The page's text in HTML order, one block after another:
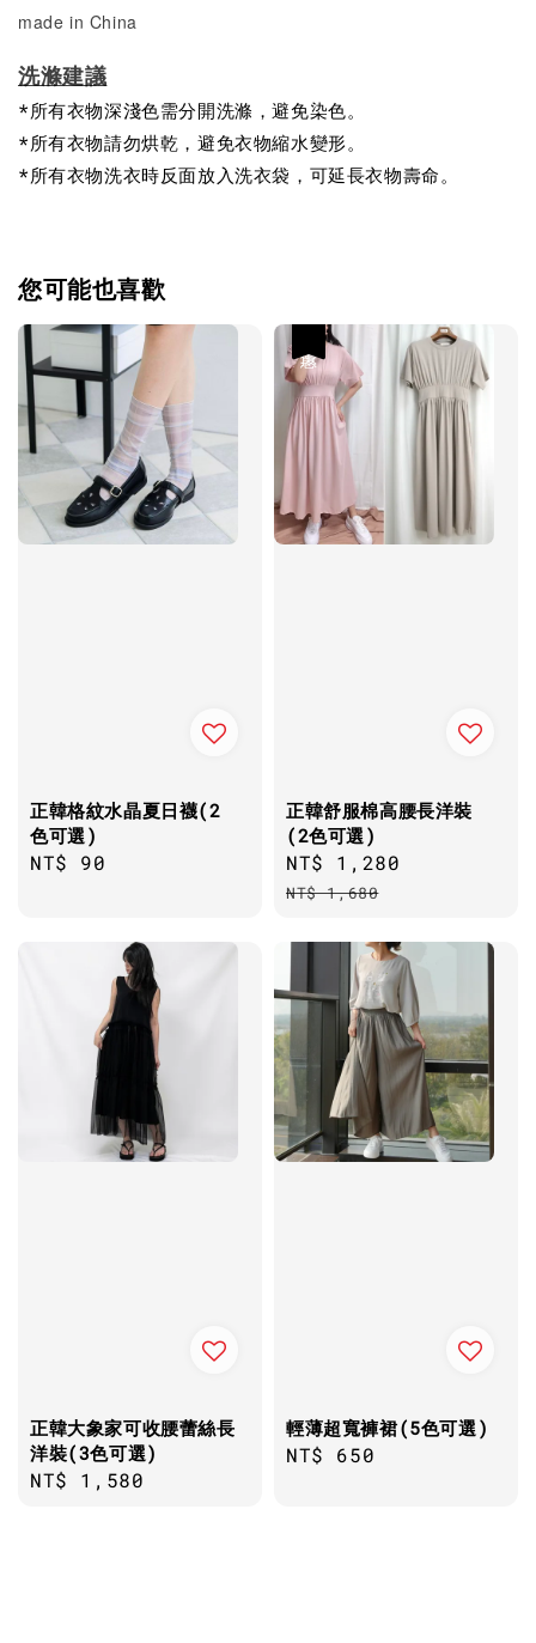
made in China
洗滌建議
*所有衣物深淺色需分開洗滌，避免染色。
*所有衣物請勿烘乾，避免衣物縮水變形。
*所有衣物洗衣時反面放入洗衣袋，可延長衣物壽命。
您可能也喜歡
正韓格紋水晶夏日襪(2
色可選)
Regular
NT$ 90
正韓舒服棉高腰長洋裝
(2色可選)
Sale
price
NT$ 1,280
NT$ 1,680
正韓大象家可收腰蕾絲長
洋裝(3色可選)
Regular
NT$ 1,580
輕薄超寬褲裙(5色可選)
Regular
NT$ 650